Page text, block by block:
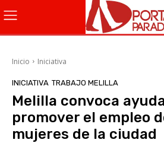
Inicio Iniciativa
INICIATIVA TRABAJO MELILLA
Melilla convoca
promover el empleo
mujeres de la ciudad